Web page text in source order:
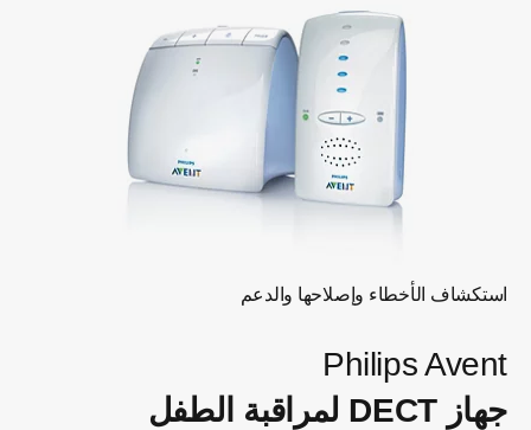
استكشاف الأخطاء وإصلاحها والدعم
Philips Avent
جهاز DECT لمراقبة الطفل